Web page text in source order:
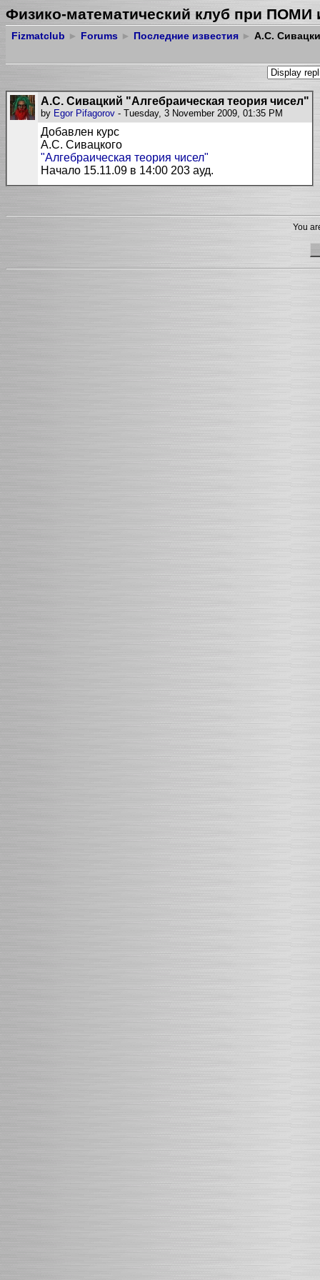
Физико-математический клуб при ПОМИ
Fizmatclub ► Forums ► Последние известия ► А.С.
А.С. Сивацкий "Алгебраическая теория чисел"
by Egor Pifagorov - Tuesday, 3 November 2009, 01:35 PM
Добавлен курс
А.С. Сивацкого
"Алгебраическая теория чисел"
Начало 15.11.09 в 14:00 203 ауд.
You